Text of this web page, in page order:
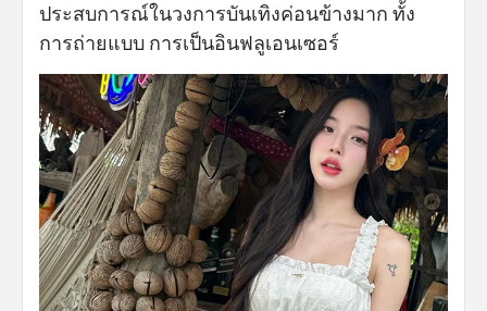
ประสบการณ์ในวงการบันเทิงค่อนข้างมาก ทั้ง
การถ่ายแบบ การเป็นอินฟลูเอนเซอร์